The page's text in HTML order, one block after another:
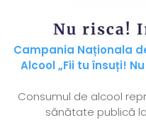
Campania Naționala
Alcool „Fii tu însuți!
Consumul de alcool
sănătate publică